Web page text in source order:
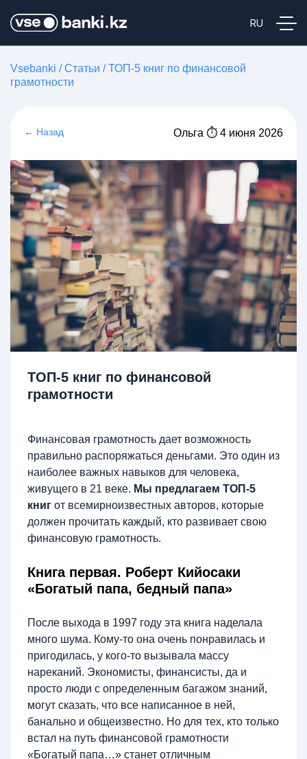
Vsebanki /Статьи /ТОП-5 книг по финансовой
грамотности
← Назад Ольга ⏱ 4 июня 2026
ТОП-5 книг по финансовой
грамотности
Финансовая грамотность дает возможность
правильно распоряжаться деньгами. Это один из
наиболее важных навыков для человека,
живущего в 21 веке. Мы предлагаем ТОП-5
книг от всемирноизвестных авторов, которые
должен прочитать каждый, кто развивает свою
финансовую грамотность.
Книга первая. Роберт Кийосаки
«Богатый папа, бедный папа»
После выхода в 1997 году эта книга наделала
много шума. Кому-то она очень понравилась и
пригодилась, у кого-то вызывала массу
нареканий. Экономисты, финансисты, да и
просто люди с определенным багажом знаний,
могут сказать, что все написанное в ней,
банально и общеизвестно. Но для тех, кто только
встал на путь финансовой грамотности
«Богатый папа…» станет отличным